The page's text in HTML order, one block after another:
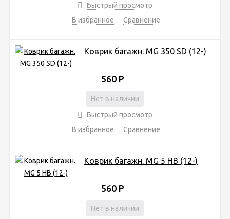
Быстрый просмотр
В избранное
Сравнение
Коврик багажн. MG 350 SD (12-)
560 Р
Нет в наличии
Быстрый просмотр
В избранное
Сравнение
Коврик багажн. MG 5 HB (12-)
560 Р
Нет в наличии